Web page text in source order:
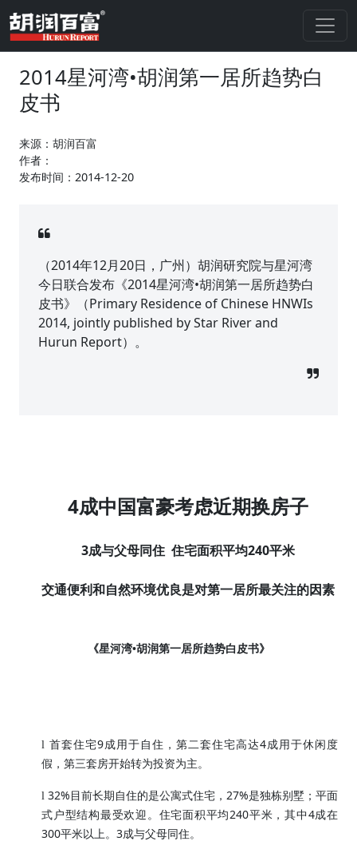
2014星河湾•胡润第一居所趋势白
皮书
来源：胡润百富
作者：
发布时间：2014-12-20
（2014年12月20日，广州）胡润研究院与星河湾
今日联合发布《2014星河湾•胡润第一居所趋势白
皮书》（Primary Residence of Chinese HNWIs
2014, jointly published by Star River and
Hurun Report）。
4成中国富豪考虑近期换房子
3成与父母同住 住宅面积平均240平米
交通便利和自然环境优良是对第一居所最关注的因素
《星河湾•胡润第一居所趋势白皮书》
l 首套住宅9成用于自住，第二套住宅高达4成用于休闲度
假，第三套房开始转为投资为主。
l 32% 目前长期自住的是公寓式住宅， 27%是独栋别墅；平面
式户型结构最受欢迎。住宅面积平均240平米，其中4成在
300平米以上。 3成与父母同住。